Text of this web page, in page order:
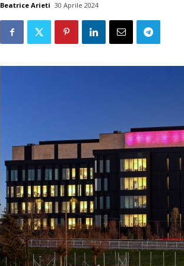
Beatrice Arieti 30 Aprile 2024